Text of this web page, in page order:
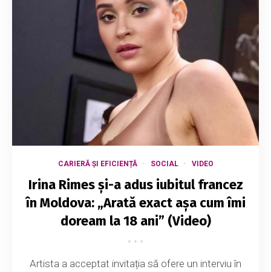
CARIERĂ ȘI EFICIENȚĂ SOCIAL VIDEO
Irina Rimes și-a adus iubitul francez
în Moldova: „Arată exact așa cum îmi
doream la 18 ani” (Video)
Artista a acceptat invitația să ofere un interviu în